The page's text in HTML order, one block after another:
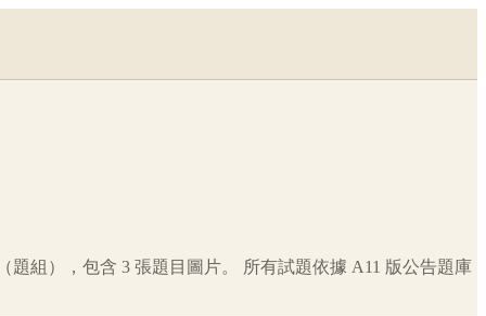
題組），包含 3 張題目圖片。 所有試題依據 A11 版公告題庫